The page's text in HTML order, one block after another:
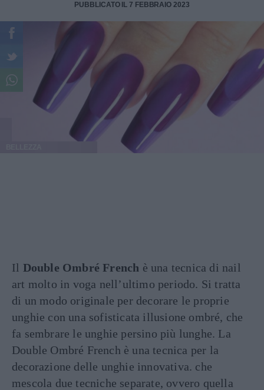
PUBBLICATO IL 7 FEBBRAIO 2023
Il Double Ombré French è una tecnica di nail
art molto in voga nell’ultimo periodo. Si tratta
di un modo originale per decorare le proprie
unghie con una sofisticata illusione ombré, che
fa sembrare le unghie persino più lunghe. La
Double Ombré French è una tecnica per la
decorazione delle unghie innovativa. che
mescola due tecniche separate, ovvero quella